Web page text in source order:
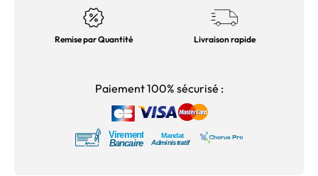
Remise par Quantité Livraison rapide
Paiement 100% sécurisé :